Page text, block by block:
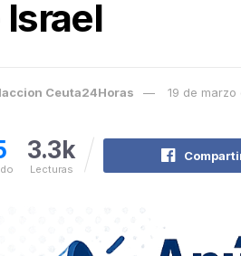
Israel
Ceuta24Horas 19 de marzo
3.3k
Lecturas